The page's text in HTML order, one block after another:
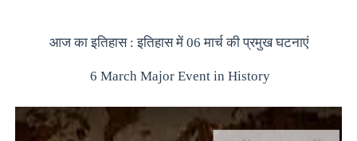
आज का इतिहास : इतिहास में 06 मार्च की प्रमुख घटनाएं
6 March Major Event in History